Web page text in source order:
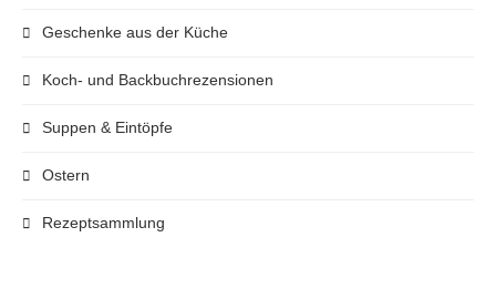
Geschenke aus der Küche
Koch- und Backbuchrezensionen
Suppen & Eintöpfe
Ostern
Rezeptsammlung